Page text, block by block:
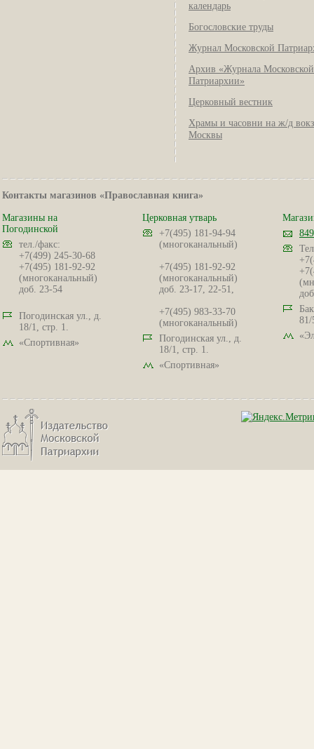
календарь
Богословские труды
Журнал Московской
Архив «Журнала Московской
Патриархии»
Церковный вестник
Храмы и часовни на ж/д
Москвы
Контакты магазинов «Православная книга»
Магазины на
Погодинской
тел./факс:
+7(499) 245-30-68
+7(495) 181-92-92
(многоканальный)
доб. 23-54
Погодинская ул., д.
18/1, стр. 1.
«Спортивная»
Церковная утварь
+7(495) 181-94-94
(многоканальный)
+7(495) 181-92-92
(многоканальный)
доб. 23-17, 22-51,
+7(495) 983-33-70
(многоканальный)
Погодинская ул., д.
18/1, стр. 1.
«Спортивная»
81/